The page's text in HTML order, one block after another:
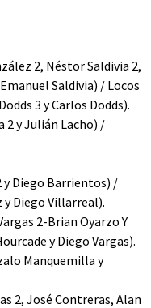
2, Néstor Saldivia 2,
Saldivia) / Locos
3 y Carlos Dodds).
2 y Julián Lacho) /
y Diego Barrientos) /
Diego Villarreal).
2-Brian Oyarzo Y
y Diego Vargas).
Manquemilla y
2, José Contreras, Alan